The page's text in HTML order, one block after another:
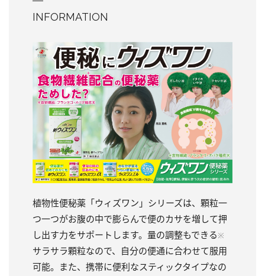
INFORMATION
植物性便秘薬「ウィズワン」シリーズは、顆粒一
つ一つがお腹の中で膨らんで便のカサを増して押
し出す力をサポートします。量の調整もできる※
サラサラ顆粒なので、自分の便通に合わせて服用
可能。また、携帯に便利なスティックタイプなの